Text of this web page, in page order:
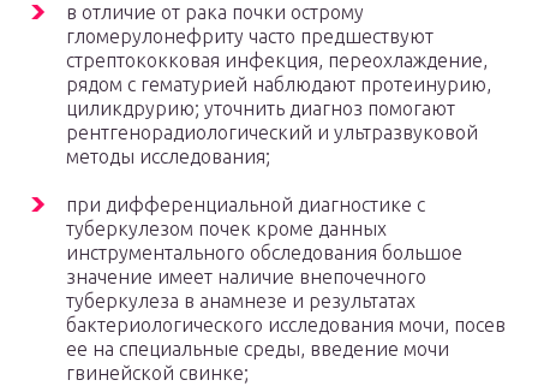
в отличие от рака почки острому
гломерулонефриту часто предшествуют
стрептококковая инфекция, переохлаждение,
рядом с гематурией наблюдают протеинурию,
циликдрурию; уточнить диагноз помогают
рентгенорадиологический и ультразвуковой
методы исследования;
при дифференциальной диагностике с
туберкулезом почек кроме данных
инструментального обследования большое
значение имеет наличие внепочечного
туберкулеза в анамнезе и результатах
бактериологического исследования мочи, посев
ее на специальные среды, введение мочи
гвинейской свинке;